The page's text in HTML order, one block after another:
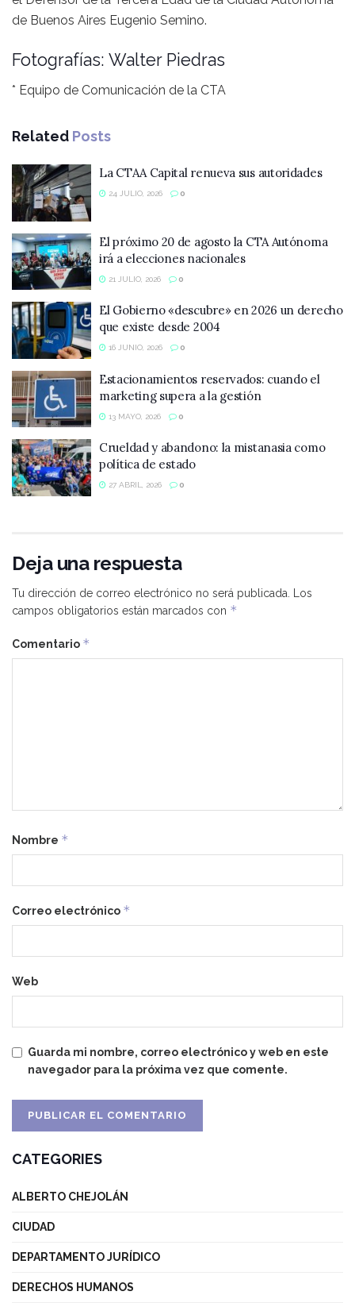
de Buenos Aires Eugenio Semino.
Fotografías: Walter Piedras
* Equipo de Comunicación de la CTA
Related Posts
La CTAA Capital renueva sus autoridades
24 JULIO, 2026 0
El próximo 20 de agosto la CTA Autónoma
irá a elecciones nacionales
21 JULIO, 2026 0
El Gobierno «descubre» en 2026 un derecho
que existe desde 2004
16 JUNIO, 2026 0
Estacionamientos reservados: cuando el
marketing supera a la gestión
13 MAYO, 2026 0
Crueldad y abandono: la mistanasia como
política de estado
27 ABRIL, 2026 0
Deja una respuesta
Tu dirección de correo electrónico no será publicada.
Los
campos obligatorios están marcados con *
Comentario *
Nombre *
Correo electrónico *
Web
Guarda mi nombre, correo electrónico y web en este
navegador para la próxima vez que comente.
CATEGORIES
ALBERTO CHEJOLÁN
CIUDAD
DEPARTAMENTO JURÍDICO
DERECHOS HUMANOS